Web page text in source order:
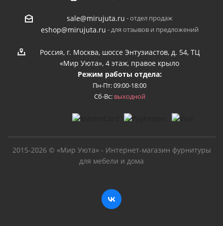
sale@mirujuta.ru - отдел продаж
eshop@mirujuta.ru - для отзывов и предложений
Россия, г. Москва, шоссе Энтузиастов, д. 54, ТЦ
«Мир Уюта», 4 этаж, правое крыло
Режим работы отдела:
Пн-Пт: 09:00-18:00
Сб-Вс: выходной
2015-2026 © «Мир Уюта» - Интернет-магазин фурнитуры
для мебели и дома